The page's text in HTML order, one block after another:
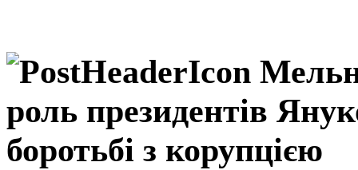
роль президентів
боротьбі з корупцією